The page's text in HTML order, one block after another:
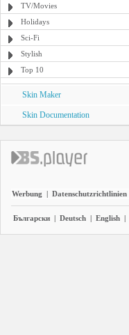
TV/Movies
Holidays
Sci-Fi
Stylish
Top 10
Skin Maker
Skin Documentation
Werbung | Datenschutzrichtlinien
Български | Deutsch | English |